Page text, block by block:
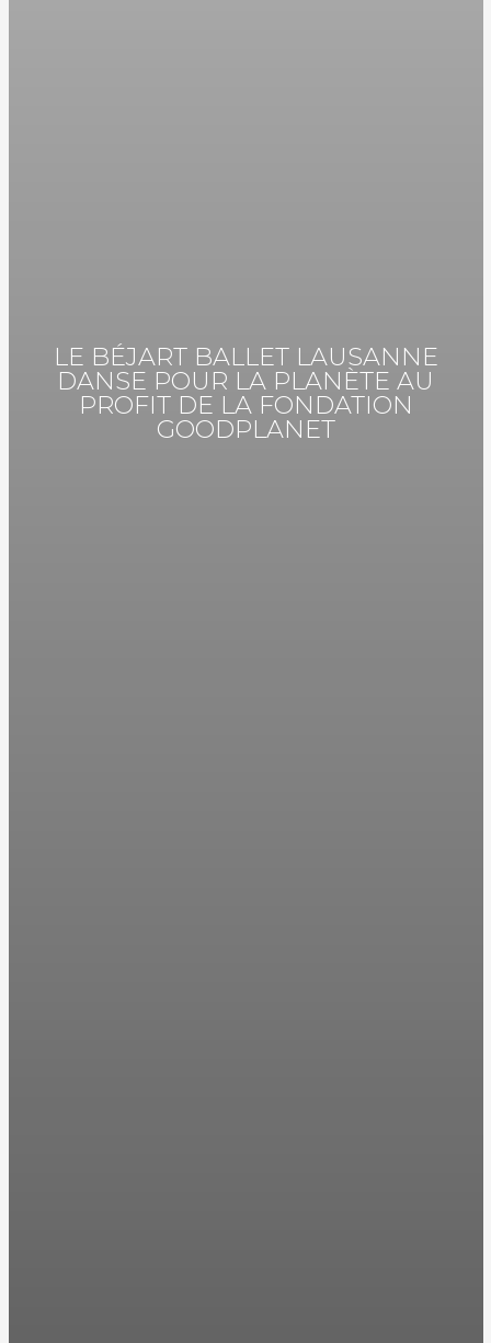
LE BÉJART BALLET LAUSANNE
DANSE POUR LA PLANÈTE AU
PROFIT DE LA FONDATION
GOODPLANET